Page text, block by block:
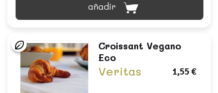
añadir
Croissant Vegano
Eco
Veritas 1,55 €